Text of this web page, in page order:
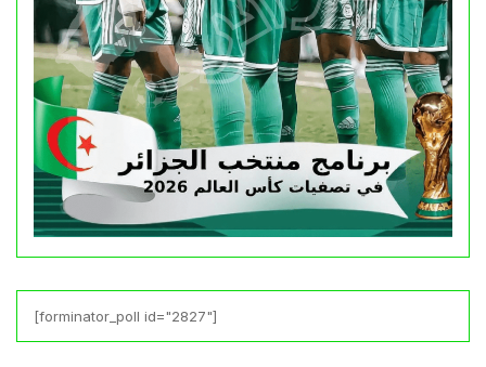
[forminator_poll id="2827"]